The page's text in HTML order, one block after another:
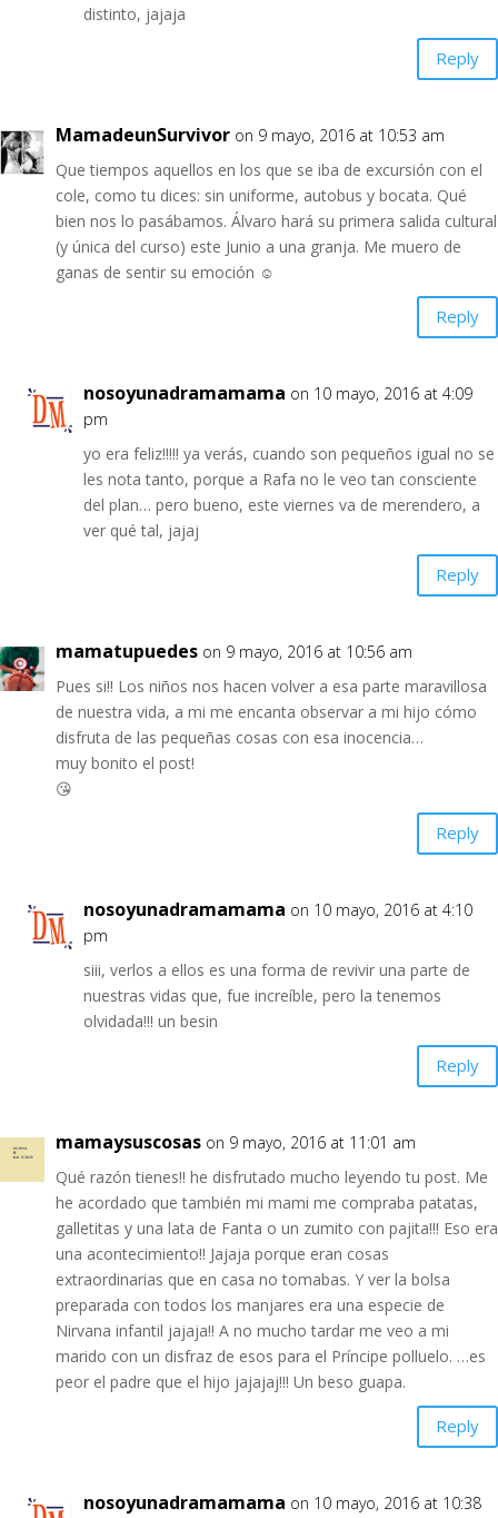
distinto, jajaja
Reply
MamadeunSurvivor on 9 mayo, 2016 at 10:53 am
Que tiempos aquellos en los que se iba de excursión con el
cole, como tu dices: sin uniforme, autobus y bocata. Qué
bien nos lo pasábamos. Álvaro hará su primera salida cultural
(y única del curso) este Junio a una granja. Me muero de
ganas de sentir su emoción ☺️
Reply
nosoyunadramamama on 10 mayo, 2016 at 4:09
pm
yo era feliz!!!!! ya verás, cuando son pequeños igual no se
les nota tanto, porque a Rafa no le veo tan consciente
del plan… pero bueno, este viernes va de merendero, a
ver qué tal, jajaj
Reply
mamatupuedes on 9 mayo, 2016 at 10:56 am
Pues si!! Los niños nos hacen volver a esa parte maravillosa
de nuestra vida, a mi me encanta observar a mi hijo cómo
disfruta de las pequeñas cosas con esa inocencia…
muy bonito el post!
😘
Reply
nosoyunadramamama on 10 mayo, 2016 at 4:10
pm
siii, verlos a ellos es una forma de revivir una parte de
nuestras vidas que, fue increíble, pero la tenemos
olvidada!!! un besin
Reply
mamaysuscosas on 9 mayo, 2016 at 11:01 am
Qué razón tienes!! he disfrutado mucho leyendo tu post. Me
he acordado que también mi mami me compraba patatas,
galletitas y una lata de Fanta o un zumito con pajita!!! Eso era
una acontecimiento!! Jajaja porque eran cosas
extraordinarias que en casa no tomabas. Y ver la bolsa
preparada con todos los manjares era una especie de
Nirvana infantil jajaja!! A no mucho tardar me veo a mi
marido con un disfraz de esos para el Príncipe polluelo. …es
peor el padre que el hijo jajajaj!!! Un beso guapa.
Reply
nosoyunadramamama on 10 mayo, 2016 at 10:38